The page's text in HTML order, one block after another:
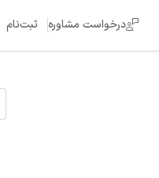
درخواست مشاوره ثبت‌نام